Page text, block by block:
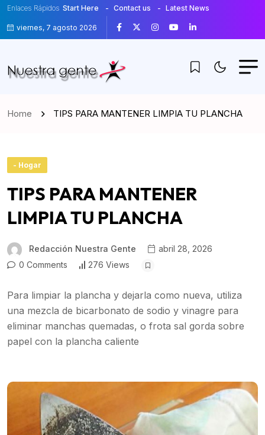
Enlaces Rápidos Start Here Contact us Latest News
viernes, 7 agosto 2026
Home TIPS PARA MANTENER LIMPIA TU PLANCHA
- Hogar
TIPS PARA MANTENER
LIMPIA TU PLANCHA
Redacción Nuestra Gente
abril 28, 2026
0 Comments
276 Views
Para limpiar la plancha y dejarla como nueva, utiliza
una mezcla de bicarbonato de sodio y vinagre para
eliminar manchas quemadas, o frota sal gorda sobre
papel con la plancha caliente